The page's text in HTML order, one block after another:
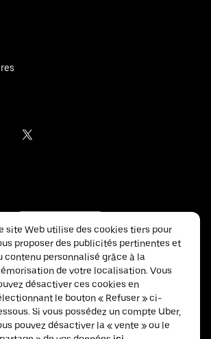
Inc.
site Web utilise des cookies tiers pour
proposer des publicités pertinentes et
contenu personnalisé grâce à la
de votre localisation. Vous
désactiver ces cookies en
le bouton « Refuser » ci-
Si vous possédez un compte Uber,
pouvez désactiver la « vente » ou le